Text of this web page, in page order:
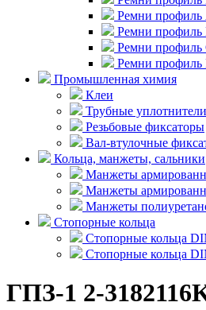
Ремни профиль
Ремни
Ремни
Ремни
Промышленная химия
Клеи
Трубные уплотнители
Резьбовые фиксаторы
Вал-втулочные
Кольца, манжеты, сальники
Манжеты
Манжеты
Манжеты
Стопорные кольца
Стопорные кольца
Стопорные кольца
ГПЗ-1 2-